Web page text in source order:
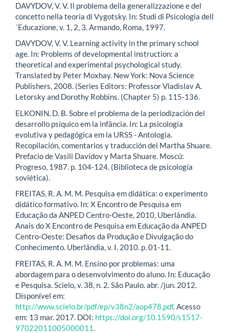
DAVYDOV, V. V. Il problema della generalizzazione e del
concetto nella teoria di Vygotsky. In: Studi di Psicologia dell
´Educazione, v. 1, 2, 3. Armando, Roma, 1997.
DAVYDOV, V. V. Learning activity in the primary school
age. In: Problems of developmental instruction: a
theoretical and experimental psychological study.
Translated by Peter Moxhay. New York: Nova Science
Publishers, 2008. (Series Editors: Professor Vladislav A.
Letorsky and Dorothy Robbins. (Chapter 5) p. 115-136.
ELKONIN, D. B. Sobre el problema de la periodización del
desarrollo psíquico em la infância. In: La psicologia
evolutiva y pedagógica em la URSS - Antología.
Recopilación, comentarios y traducción del Martha Shuare.
Prefacio de Vasili Davídov y Marta Shuare. Moscú:
Progreso, 1987. p. 104-124. (Biblioteca de psicología
soviética).
FREITAS, R. A. M. M. Pesquisa em didática: o experimento
didático formativo. In: X Encontro de Pesquisa em
Educação da ANPED Centro-Oeste, 2010, Uberlândia.
Anais do X Encontro de Pesquisa em Educação da ANPED
Centro-Oeste: Desafios da Produção e Divulgação do
Conhecimento. Uberlândia, v. I. 2010. p. 01-11.
FREITAS, R. A. M. M. Ensino por problemas: uma
abordagem para o desenvolvimento do aluno. In: Educação
e Pesquisa. Scielo, v. 38, n. 2. São Paulo. abr. /jun. 2012.
Disponível em:
http://www.scielo.br/pdf/ep/v38n2/aop478.pdf. Acesso
em: 13 mar. 2017. DOI: https://doi.org/10.1590/s1517-
97022011005000011